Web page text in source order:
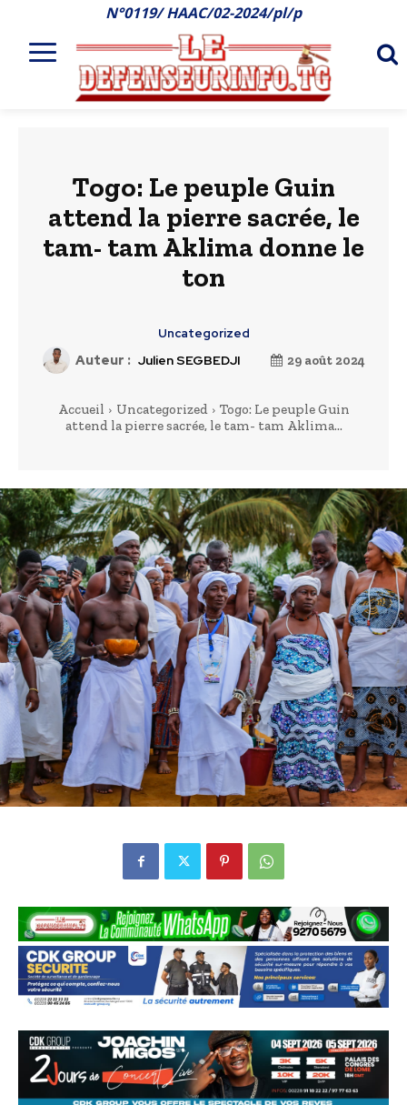
N°0119/ HAAC/02-2024/pl/p
Togo: Le peuple Guin
attend la pierre sacrée, le
tam- tam Aklima donne le
ton
Uncategorized
Auteur : Julien SEGBEDJI 29 août 2024
Accueil Uncategorized
Togo: Le peuple Guin
attend la pierre sacrée, le tam- tam Aklima...